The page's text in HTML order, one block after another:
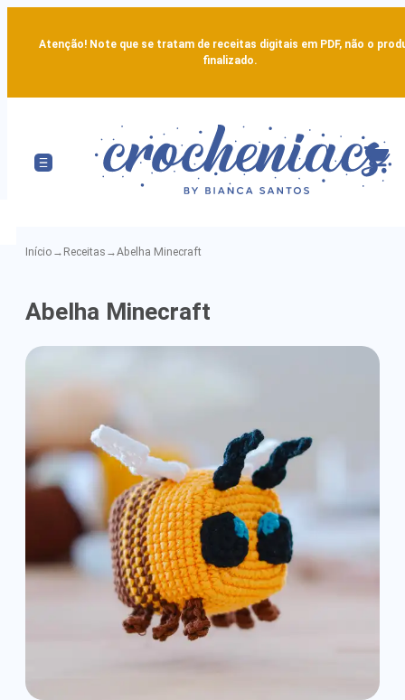
Atenção! Note que se tratam de receitas digitais em PDF, não o
finalizado.
Início → Receitas →Abelha Minecraft
Minecraft
Pattern
Abelha Minecraft